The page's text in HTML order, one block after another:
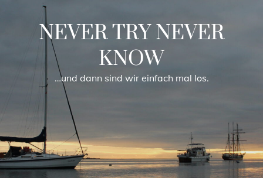
NEVER TRY NEVER
KNOW
…und dann sind wir einfach mal los.